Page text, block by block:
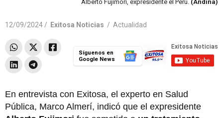
Alberto Fujimori, expresidente el Perú. (Andina)
12/09/2024 / Exitosa Noticias / Actualidad
Síguenos en
Google News
En entrevista con Exitosa, el experto en Salud
Pública, Marco Almerí, indicó que el expresidente